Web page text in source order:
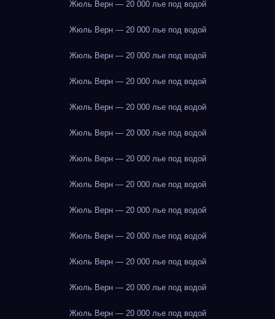
Жюль Верн — 20 000 лье под водой
Жюль Верн — 20 000 лье под водой
Жюль Верн — 20 000 лье под водой
Жюль Верн — 20 000 лье под водой
Жюль Верн — 20 000 лье под водой
Жюль Верн — 20 000 лье под водой
Жюль Верн — 20 000 лье под водой
Жюль Верн — 20 000 лье под водой
Жюль Верн — 20 000 лье под водой
Жюль Верн — 20 000 лье под водой
Жюль Верн — 20 000 лье под водой
Жюль Верн — 20 000 лье под водой
Жюль Верн — 20 000 лье под водой